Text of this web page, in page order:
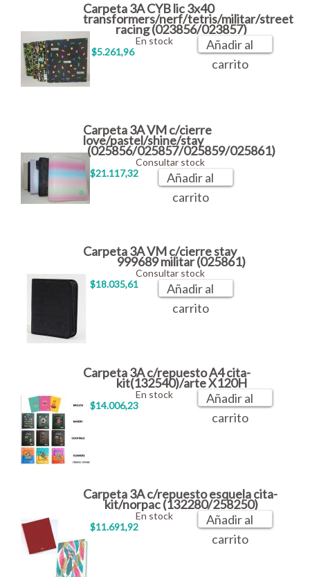
Carpeta 3A CYB lic 3x40
transformers/nerf/tetris/militar/street
racing (023856/023857)
$5.261,96
En stock
Añadir al
carrito
Carpeta 3A VM c/cierre
love/pastel/shine/stay
(025856/025857/025859/025861)
$21.117,32
Consultar stock
Añadir al
carrito
Carpeta 3A VM c/cierre stay
999689 militar (025861)
$18.035,61
Consultar stock
Añadir al
carrito
Carpeta 3A c/repuesto A4 cita-
kit(132540)/arte X120H
$14.006,23
En stock
Añadir al
carrito
Carpeta 3A c/repuesto esquela cita-
kit/norpac (132280/258250)
$11.691,92
En stock
Añadir al
carrito